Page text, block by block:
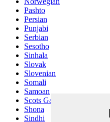
Pashto
Persian
Punjabi
Serbian
Sesotho
Sinhala
Slovak
Slovenian
Somali
Samoan
Scots Gaelic
Shona
Sindhi